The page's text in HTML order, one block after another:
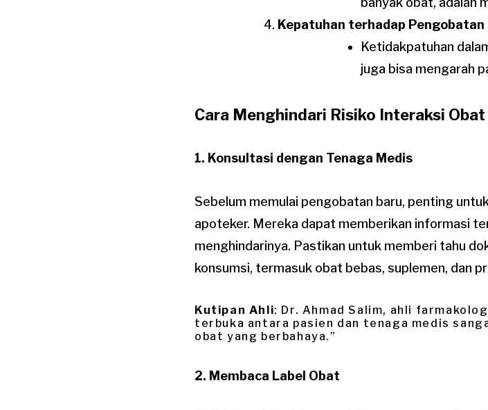
Kepatuhan terhadap Pengobatan
Ketidakpatuhan
juga bisa mengarah
Cara Menghindari Risiko Interaksi Obat
1. Konsultasi dengan Tenaga Medis
Sebelum memulai pengobatan baru, penting
apoteker. Mereka dapat memberikan informasi
menghindarinya. Pastikan untuk memberi tahu
konsumsi, termasuk obat bebas, suplemen, dan
Kutipan Ahli: Dr. Ahmad Salim, ahli
terbuka antara pasien dan tenaga medis
obat yang berbahaya.”
2. Membaca Label Obat